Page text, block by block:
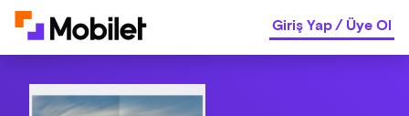
Giriş Yap/Üye Ol